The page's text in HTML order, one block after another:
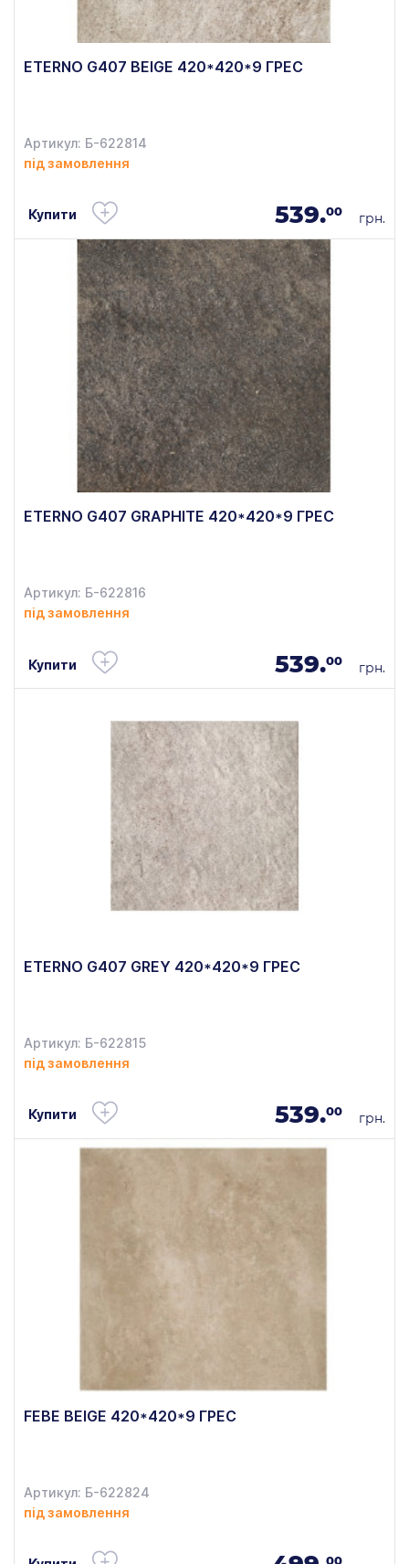
ETERNO G407 BEIGE 420*420*9 ГРЕС
Артикул: Б-622814
під замовлення
Купити 539.00 грн.
ETERNO G407 GRAPHITE 420*420*9 ГРЕС
Артикул: Б-622816
під замовлення
Купити 539.00 грн.
ETERNO G407 GREY 420*420*9 ГРЕС
Артикул: Б-622815
під замовлення
Купити 539.00 грн.
FEBE BEIGE 420*420*9 ГРЕС
Артикул: Б-622824
під замовлення
00